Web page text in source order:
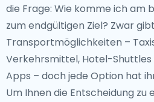
die Frage: Wie komme ich am
zum endgültigen Ziel? Zwar
Transportmöglichkeiten –
Verkehrsmittel, Hotel-Shuttles
Apps – doch jede Option hat
Um Ihnen die Entscheidung